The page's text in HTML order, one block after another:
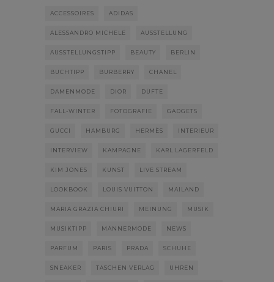
ACCESSOIRES ADIDAS
ALESSANDRO MICHELE AUSSTELLUNG
AUSSTELLUNGSTIPP BEAUTY BERLIN
BUCHTIPP BURBERRY CHANEL
DAMENMODE DIOR DÜFTE
FALL-WINTER FOTOGRAFIE GADGETS
GUCCI HAMBURG HERMÈS INTERIEUR
INTERVIEW KAMPAGNE KARL LAGERFELD
KIM JONES KUNST LIVE STREAM
LOOKBOOK LOUIS VUITTON MAILAND
MARIA GRAZIA CHIURI MEINUNG MUSIK
MUSIKTIPP MÄNNERMODE NEWS
PARFUM PARIS PRADA SCHUHE
SNEAKER TASCHEN VERLAG UHREN